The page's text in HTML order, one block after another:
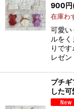
900円
在庫わ
可愛
ルを
りで
レゼ
プチ
した